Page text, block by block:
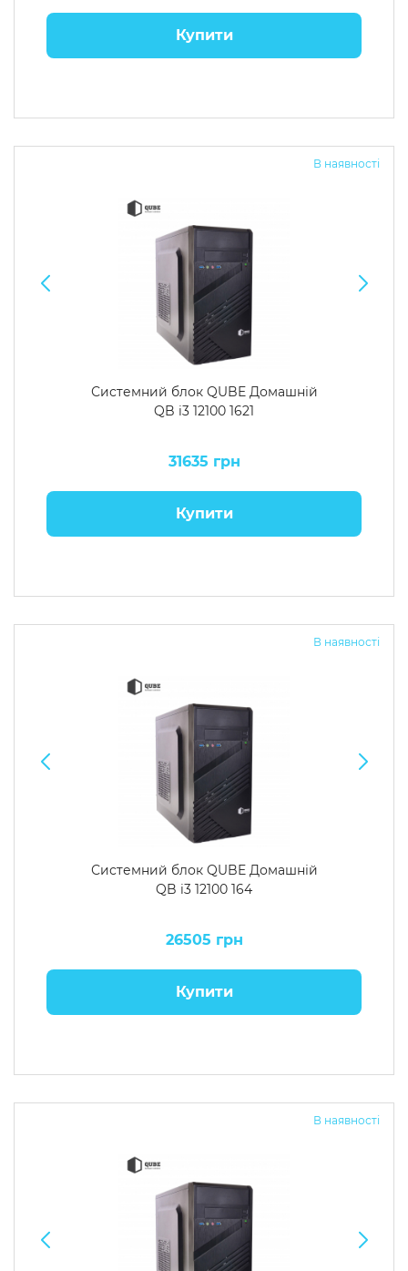
Купити
В наявності
Системний блок QUBE Домашній
QB i3 12100 1621
31635 грн
Купити
В наявності
Системний блок QUBE Домашній
QB i3 12100 164
26505 грн
Купити
В наявності